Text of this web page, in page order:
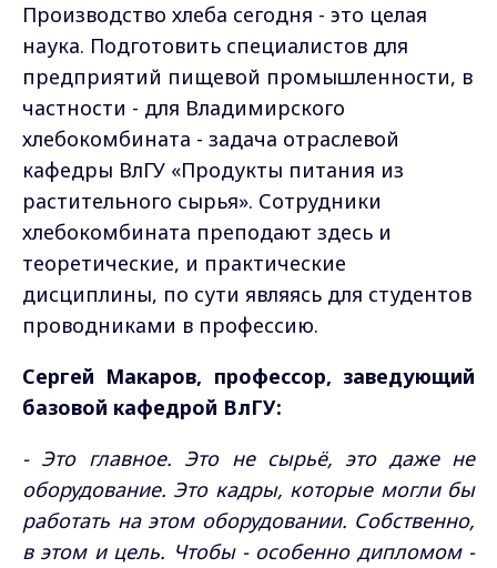
Производство хлеба сегодня - это целая
наука. Подготовить специалистов для
предприятий пищевой промышленности, в
частности - для Владимирского
хлебокомбината - задача отраслевой
кафедры ВлГУ «Продукты питания из
растительного сырья». Сотрудники
хлебокомбината преподают здесь и
теоретические, и практические
дисциплины, по сути являясь для студентов
проводниками в профессию.
Сергей Макаров, профессор, заведующий
базовой кафедрой ВлГУ:
- Это главное. Это не сырьё, это даже не
оборудование. Это кадры, которые могли бы
работать на этом оборудовании. Собственно,
в этом и цель. Чтобы - особенно дипломом -